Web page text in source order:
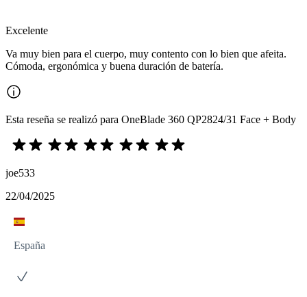
Excelente
Va muy bien para el cuerpo, muy contento con lo bien que afeita.
Cómoda, ergonómica y buena duración de batería.
Esta reseña se realizó para OneBlade 360 QP2824/31 Face + Body
joe533
22/04/2025
España